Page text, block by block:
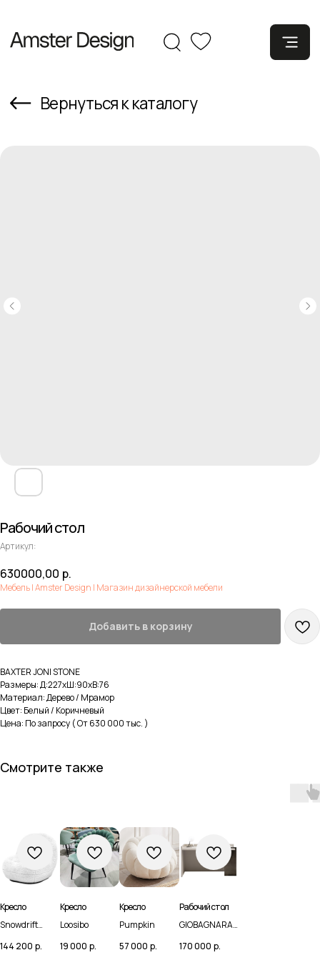
Рабочий стол
Артикул:
630000,00 р.
Мебель | Amster Design | Магазин дизайнерской мебели
Добавить в корзину
BAXTER JONI STONE
Размеры: Д:227xШ:90xВ:76
Материал: Дерево / Мрамор
Цвет: Белый / Коричневый
Цена: По запросу ( От 630 000 тыс. )
Смотрите также
Кресло
Snowdrift
144 200 р.
Кресло
Loosibo
19 000 р.
Кресло
Pumpkin
57 000 р.
Рабочий стол
GIOBAGNARA
170 000 р.
Навигация
Домашняя
Каталог
Мебель